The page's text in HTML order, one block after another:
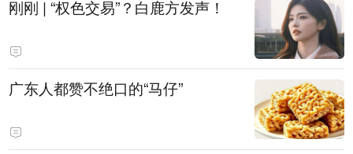
刚刚 | “权色交易”？白鹿方发声！
广东人都赞不绝口的“马仔”